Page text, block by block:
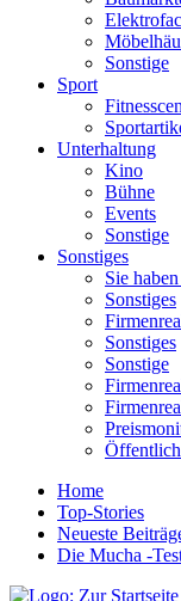
Sonstige
Sport
Unterhaltung
Kino
Bühne
Events
Sonstige
Sonstiges
Sie
Sonstiges
Sonstiges
Sonstige
Home
Top-Stories
Neueste
Die Mucha -